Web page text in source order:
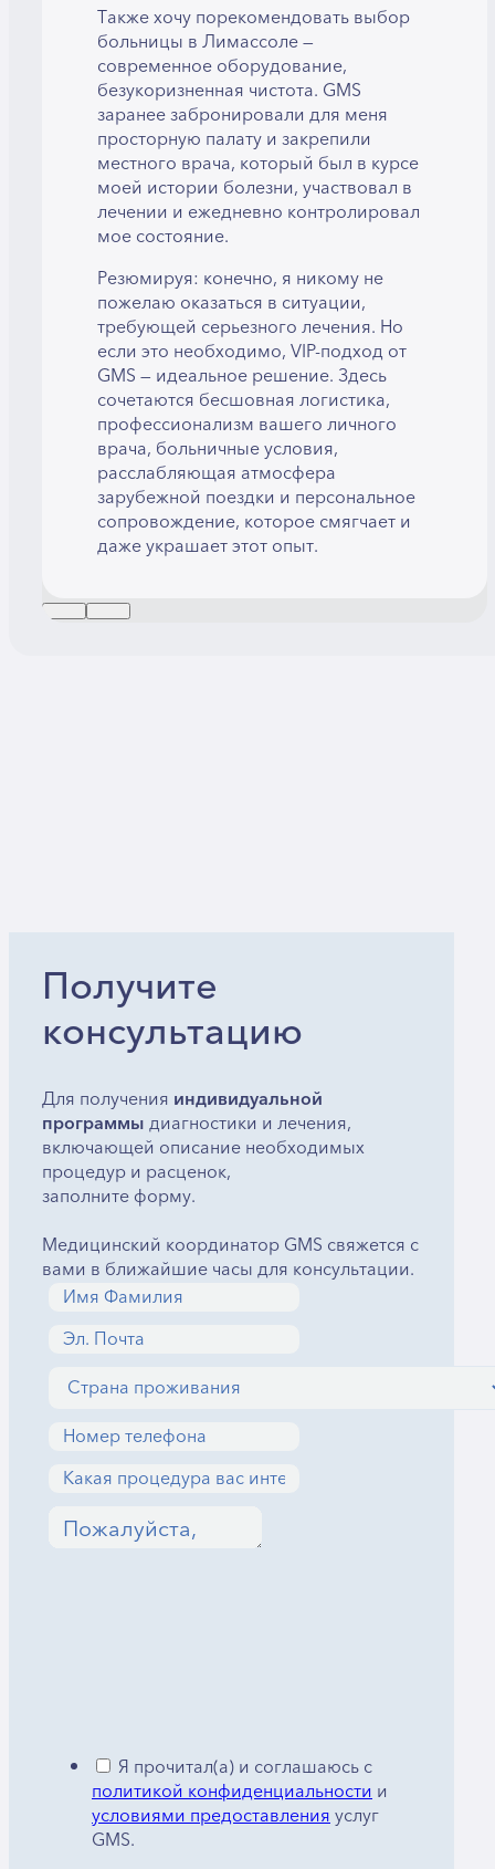
Также хочу порекомендовать выбор
больницы в Лимассоле —
современное оборудование,
безукоризненная чистота. GMS
заранее забронировали для меня
просторную палату и закрепили
местного врача, который был в курсе
моей истории болезни, участвовал в
лечении и ежедневно контролировал
мое состояние.
Резюмируя: конечно, я никому не
пожелаю оказаться в ситуации,
требующей серьезного лечения. Но
если это необходимо, VIP-подход от
GMS — идеальное решение. Здесь
сочетаются бесшовная логистика,
профессионализм вашего личного
врача, больничные условия,
расслабляющая атмосфера
зарубежной поездки и персональное
сопровождение, которое смягчает и
даже украшает этот опыт.
Получите
консультацию
Для получения индивидуальной
программыдиагностики и лечения,
включающей описание необходимых
процедур и расценок,
заполните форму.
Медицинский координатор GMS свяжется с
вами в ближайшие часы для консультации.
Я прочитал(а) и соглашаюсь с
политикой конфиденциальностии
условиями предоставленияуслуг
GMS.